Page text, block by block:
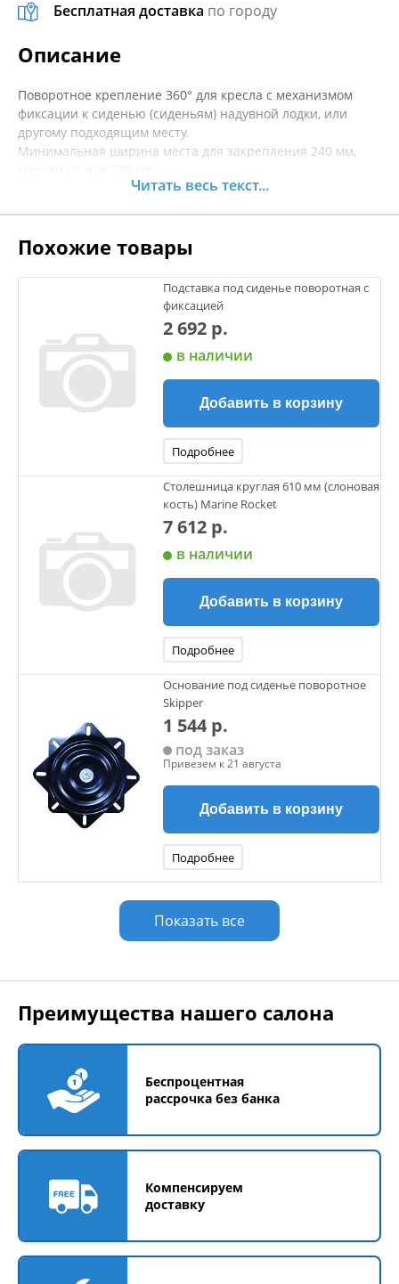
Бесплатная доставка по городу
Описание
Поворотное крепление 360° для кресла с механизмом
фиксации к сиденью (сиденьям) надувной лодки, или
другому подходящим месту.
Минимальная ширина места для закрепления 240 мм,
Длина крепления 171 мм
Габариты 171х171х530 мм
Читать весь текст...
Похожие товары
Подставка под сиденье поворотная с
фиксацией
2 692 р.
в наличии
Добавить в корзину
Подробнее
Столешница круглая 610 мм (слоновая
кость) Marine Rocket
7 612 р.
в наличии
Добавить в корзину
Подробнее
Основание под сиденье поворотное
Skipper
1 544 р.
под заказ
Привезем к 21 августа
Добавить в корзину
Подробнее
Показать все
Преимущества нашего салона
Беспроцентная
рассрочка без банка
Компенсируем
доставку